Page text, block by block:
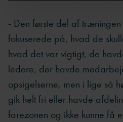
- Den første del af
fokuserede på, hvad de
hvad det var vigtigt, de
ledere, der havde
opsigelserne, men i lige så
gik helt fri eller havde
farezonen og ikke kunne få